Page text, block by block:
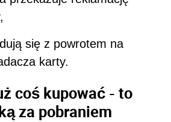
się z powrotem na
karty.
coś kupować - to
za pobraniem